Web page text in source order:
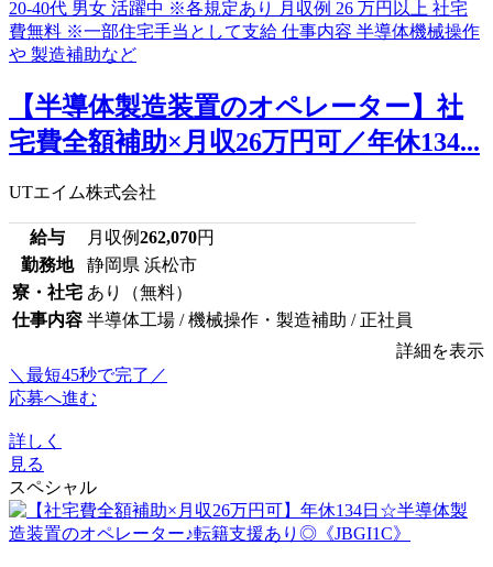
【半導体製造装置のオペレーター】社
宅費全額補助×月収26万円可／年休134...
UTエイム株式会社
給与 月収例262,070円
勤務地
静岡県 浜松市
寮・社宅 あり（無料）
仕事内容 半導体工場 / 機械操作・製造補助 / 正社員
詳細を表示
＼最短45秒で完了／
応募へ進む
詳しく
見る
スペシャル